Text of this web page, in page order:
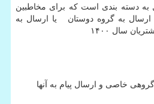
به دسته بندی است که برای مخاطبین
ارسال به گروه دوستان یا ارسال به
سال ۱۴۰۰
خاصی و ارسال پیام به آنها